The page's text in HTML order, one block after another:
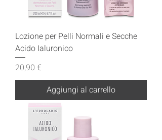
Lozione per Pelli Normali e Secche
Acido Ialuronico
Prezzo
20,90 €
Aggiungi al carrello